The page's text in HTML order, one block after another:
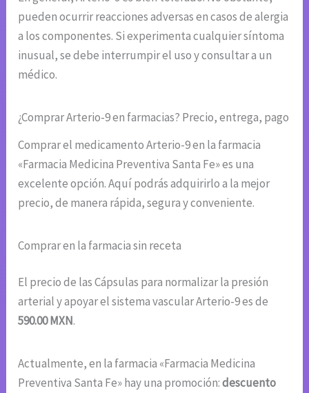
pueden ocurrir reacciones adversas en casos de alergia
a los componentes. Si experimenta cualquier síntoma
inusual, se debe interrumpir el uso y consultar a un
médico.
¿Comprar Arterio-9 en farmacias? Precio, entrega, pago
Comprar el medicamento Arterio-9 en la farmacia
«Farmacia Medicina Preventiva Santa Fe» es una
excelente opción. Aquí podrás adquirirlo a la mejor
precio, de manera rápida, segura y conveniente.
Comprar en la farmacia sin receta
El precio de las Cápsulas para normalizar la presión
arterial y apoyar el sistema vascular Arterio-9 es de
590.00 MXN.
Actualmente, en la farmacia «Farmacia Medicina
Preventiva Santa Fe» hay una promoción:descuento